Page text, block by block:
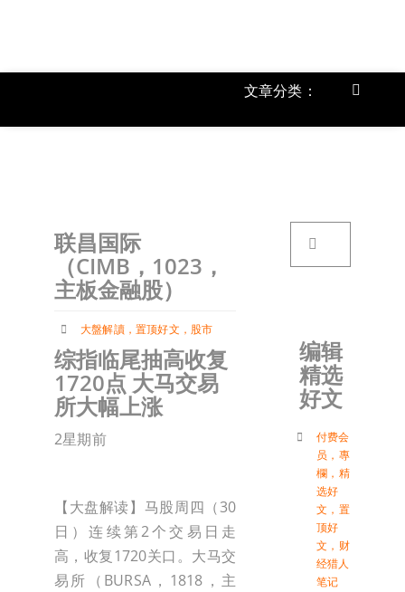
文章分类：
Toggle
联昌国际
（CIMB，1023，
主板金融股）
大盤解讀， 置顶好文 ， 股市
综指临尾抽高收复
1720点 大马交易
所大幅上涨
2星期前
【大盘解读】马股周四（30
日）连续第2个交易日走
高，收复1720关口。大马交
易所（BURSA，1818，主
编辑
精选
好文
付费会
员 ， 專
欄 ， 精
选好
文 ， 置
顶好
文 ， 财
经猎人
笔记